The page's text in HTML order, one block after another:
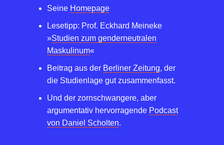
Seine Homepage
Lesetipp: Prof. Eckhard Meineke
»Studien zum genderneutralen
Maskulinum«
Beitrag aus der Berliner Zeitung, der
die Studienlage gut zusammenfasst.
Und der zornschwangere, aber
argumentativ hervorragende Podcast
von Daniel Scholten.